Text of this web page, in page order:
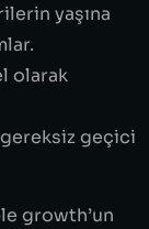
yaşına
olarak
geçici
growth’un